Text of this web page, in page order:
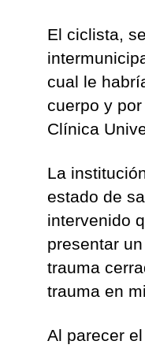
El ciclista,
cual le
cuerpo y
Clínica
La
estado de
intervenido
presentar
trauma
trauma en
Al parecer